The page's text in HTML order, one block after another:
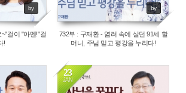
by
걸이 "아멘!"걸
!
by
732부 : 구재환 - 염려 속에 살던 91세 할
머니, 주님 믿고 평강을 누리다!
23
JAN
2128